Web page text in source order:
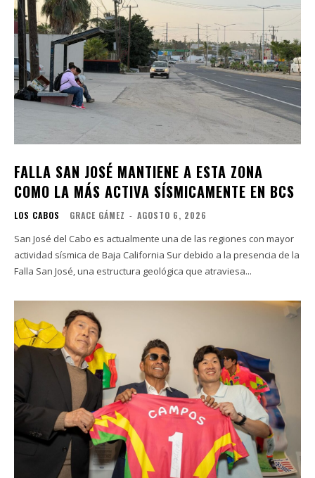
FALLA SAN JOSÉ MANTIENE A ESTA ZONA
COMO LA MÁS ACTIVA SÍSMICAMENTE EN BCS
LOS CABOS GRACE GÁMEZ - AGOSTO 6, 2026
San José del Cabo es actualmente una de las regiones con mayor
actividad sísmica de Baja California Sur debido a la presencia de la
Falla San José, una estructura geológica que atraviesa...